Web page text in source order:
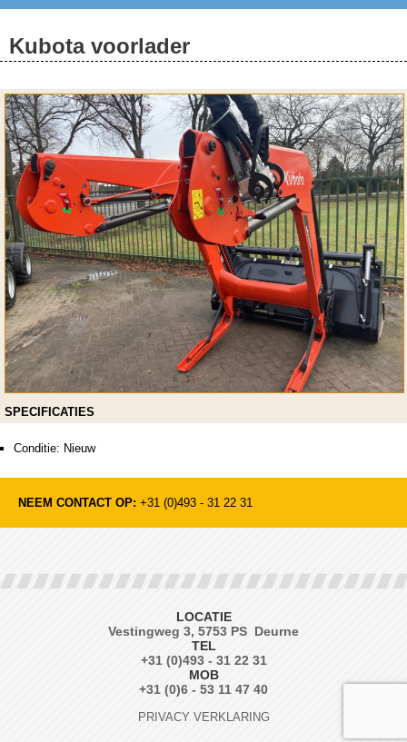
Kubota voorlader
SPECIFICATIES
Conditie: Nieuw
NEEM CONTACT OP: +31 (0)493 - 31 22 31
LOCATIE
Vestingweg 3, 5753 PS Deurne
TEL
+31 (0)493 - 31 22 31
MOB
+31 (0)6 - 53 11 47 40
PRIVACY VERKLARING